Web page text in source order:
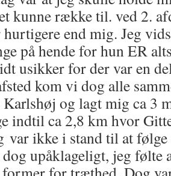
kunne række til. ved 2.
hurtigere end mig. Jeg
på hende for hun ER
usikker for der var en
kom vi dog alle
og lagt mig ca 3
indtil ca 2,8 km hvor
var ikke i stand til at
upåklageligt, jeg følte